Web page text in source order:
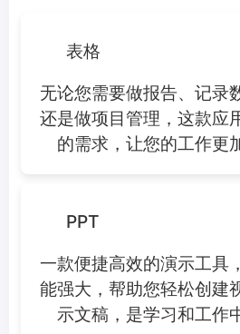
表格
无论您需要做报告、记录
还是做项目管理，这款应
的需求，让您的工作更
PPT
一款便捷高效的演示工具
能强大，帮助您轻松创建
示文稿，是学习和工作